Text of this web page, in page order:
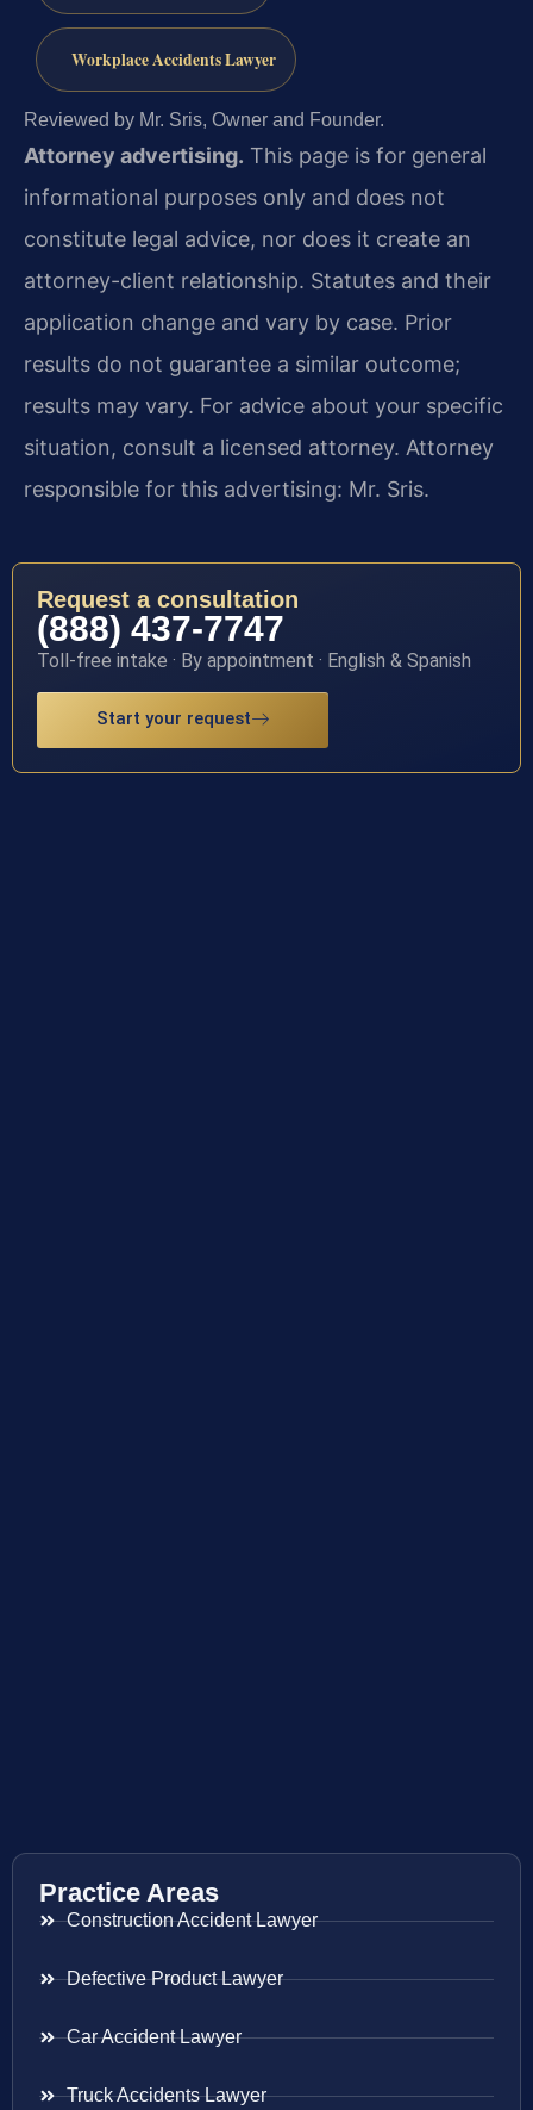
Workplace Accidents Lawyer
Reviewed by Mr. Sris, Owner and Founder.
Attorney advertising. This page is for general
informational purposes only and does not
constitute legal advice, nor does it create an
attorney-client relationship. Statutes and their
application change and vary by case. Prior
results do not guarantee a similar outcome;
results may vary. For advice about your specific
situation, consult a licensed attorney. Attorney
responsible for this advertising: Mr. Sris.
Request a consultation
(888) 437-7747
Toll-free intake · By appointment · English & Spanish
Start your request
Practice Areas
Construction Accident Lawyer
Defective Product Lawyer
Car Accident Lawyer
Truck Accidents Lawyer